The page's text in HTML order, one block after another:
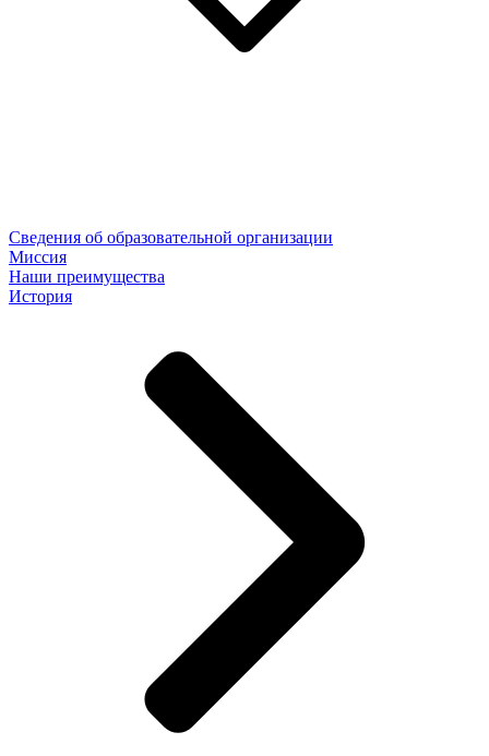
Сведения об образовательной организации
Миссия
Наши преимущества
История